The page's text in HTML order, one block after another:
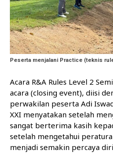
Peserta menjalani Practice (teknis
Acara R&A Rules Level 2
acara (closing event), diisi
perwakilan peserta Adi
XXI menyatakan setelah
sangat berterima kasih
setelah mengetahui
menjadi semakin percaya